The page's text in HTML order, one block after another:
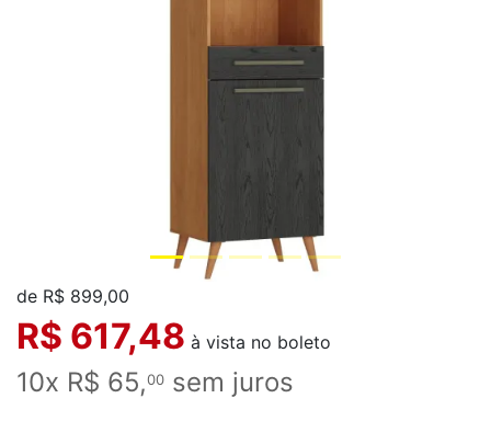
de R$ 899,00
R$ 617,48 à vista no boleto
10x R$ 65,00 sem juros